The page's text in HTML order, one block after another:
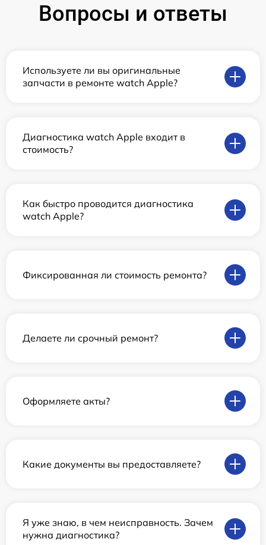
Вопросы и ответы
Используете ли вы оригинальные
запчасти в ремонте watch Apple?
Диагностика watch Apple входит в
стоимость?
Как быстро проводится диагностика
watch Apple?
Фиксированная ли стоимость ремонта?
Делаете ли срочный ремонт?
Оформляете акты?
Какие документы вы предоставляете?
Я уже знаю, в чем неисправность. Зачем
нужна диагностика?